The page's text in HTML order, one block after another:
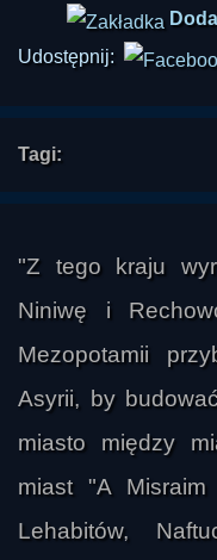
Udostępnij:
Tagi:
"Z tego kraju
Niniwę i
Mezopotamii
Asyrii, by
miasto między
miast "A Misraim
Lehabitów,